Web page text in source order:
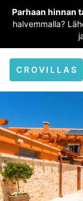
Parhaan hinnan
halvemmalla?
CROVILLAS